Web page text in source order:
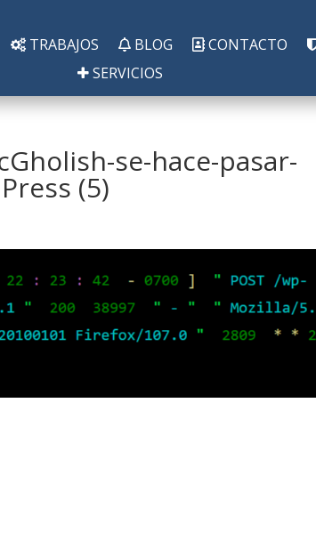
TRABAJOS BLOG CONTACTO
SERVICIOS
se-hace-pasar-
(5)